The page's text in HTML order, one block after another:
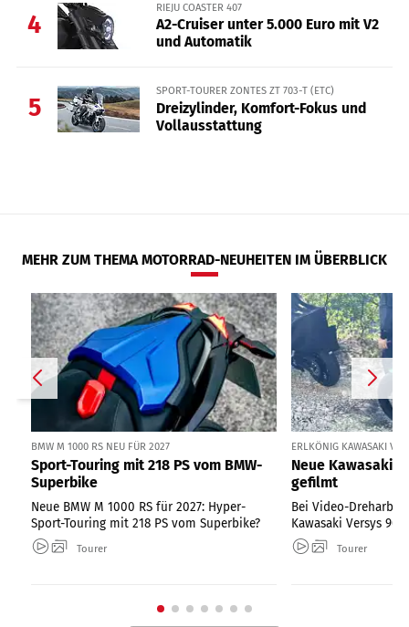
4
RIEJU COASTER 407
A2-Cruiser unter 5.000 Euro mit V2
und Automatik
5
SPORT-TOURER ZONTES ZT 703-T (ETC)
Dreizylinder, Komfort-Fokus und
Vollausstattung
MEHR ZUM THEMA MOTORRAD-NEUHEITEN IM ÜBERBLICK
BMW M 1000 RS NEU FÜR 2027
Sport-Touring mit 218 PS vom BMW-
Superbike
Neue BMW M 1000 RS für 2027: Hyper-
Sport-Touring mit 218 PS vom Superbike?
Tourer
ERLKÖNIG KAWASAKI
Neue Kawasaki
gefilmt
Bei Video-
Kawasaki Versys
Tourer